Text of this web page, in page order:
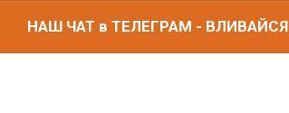
НАШ ЧАТ в ТЕЛЕГРАМ - ВЛИВАЙСЯ